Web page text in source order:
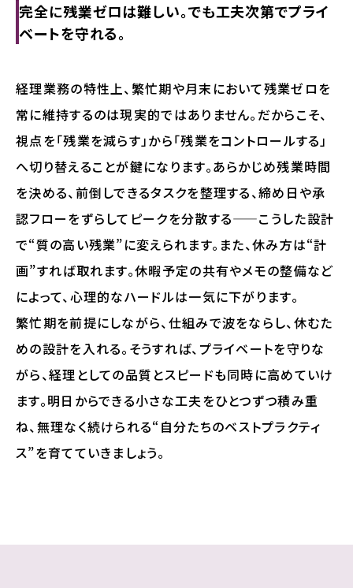
完全に残業ゼロは難しい。でも工夫次第でプライ
ベートを守れる。
経理業務の特性上、繁忙期や月末において残業ゼロを
常に維持するのは現実的ではありません。だからこそ、
視点を「残業を減らす」から「残業をコントロールする」
へ切り替えることが鍵になります。あらかじめ残業時間
を決める、前倒しできるタスクを整理する、締め日や承
認フローをずらしてピークを分散する——こうした設計
で“質の高い残業”に変えられます。また、休み方は“計
画”すれば取れます。休暇予定の共有やメモの整備など
によって、心理的なハードルは一気に下がります。
繁忙期を前提にしながら、仕組みで波をならし、休むた
めの設計を入れる。そうすれば、プライベートを守りな
がら、経理としての品質とスピードも同時に高めていけ
ます。明日からできる小さな工夫をひとつずつ積み重
ね、無理なく続けられる“自分たちのベストプラクティ
ス”を育てていきましょう。